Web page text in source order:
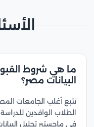
ما هي شروط
البيانات مصر؟
تتبع أغلب الجامعات
الطلاب الوافدين
في ماجستير تحليل